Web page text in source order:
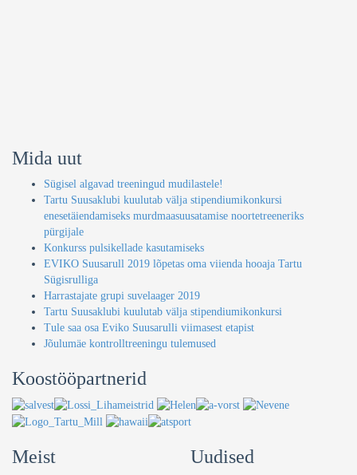
Mida uut
Sügisel algavad treeningud mudilastele!
Tartu Suusaklubi kuulutab välja stipendiumikonkursi
enesetäiendamiseks murdmaasuusatamise noortetreeneriks
pürgijale
Konkurss pulsikellade kasutamiseks
EVIKO Suusarull 2019 lõpetas oma viienda hooaja Tartu
Sügisrulliga
Harrastajate grupi suvelaager 2019
Tartu Suusaklubi kuulutab välja stipendiumikonkursi
Tule saa osa Eviko Suusarulli viimasest etapist
Jõulumäe kontrolltreeningu tulemused
Koostööpartnerid
Meist Uudised